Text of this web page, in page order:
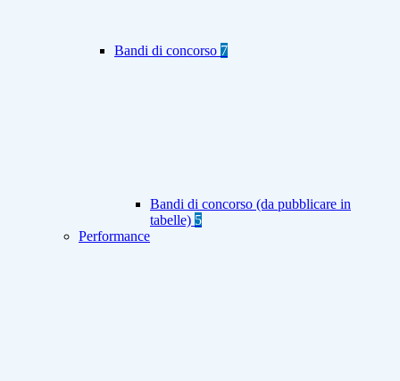
Bandi di concorso 7
Bandi di concorso (da pubblicare in
tabelle) 5
Performance